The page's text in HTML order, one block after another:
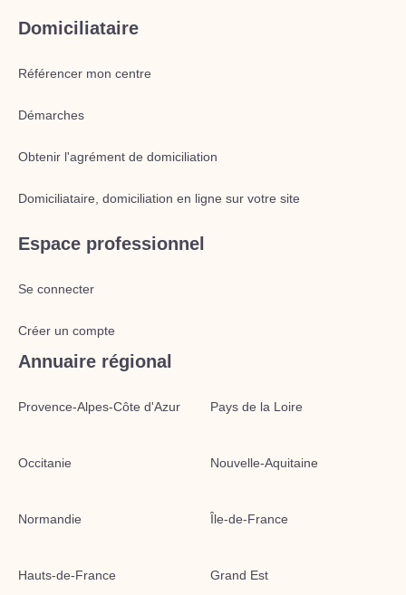
Domiciliataire
Référencer mon centre
Démarches
Obtenir l'agrément de domiciliation
Domiciliataire, domiciliation en ligne sur votre site
Espace professionnel
Se connecter
Créer un compte
Annuaire régional
Provence-Alpes-Côte d'Azur Pays de la Loire
Occitanie Nouvelle-Aquitaine
Normandie Île-de-France
Hauts-de-France Grand Est